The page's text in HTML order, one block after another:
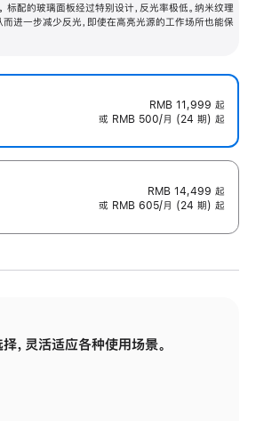
标配的玻璃面板经过特别设计，反光率极低。纳米纹理
而进一步减少反光，即使在高亮光源的工作场所也能保
RMB 11,999 起
或 RMB 500/月 (24 期) 起
RMB 14,499 起
或 RMB 605/月 (24 期) 起
，灵活适应各种使用场景。